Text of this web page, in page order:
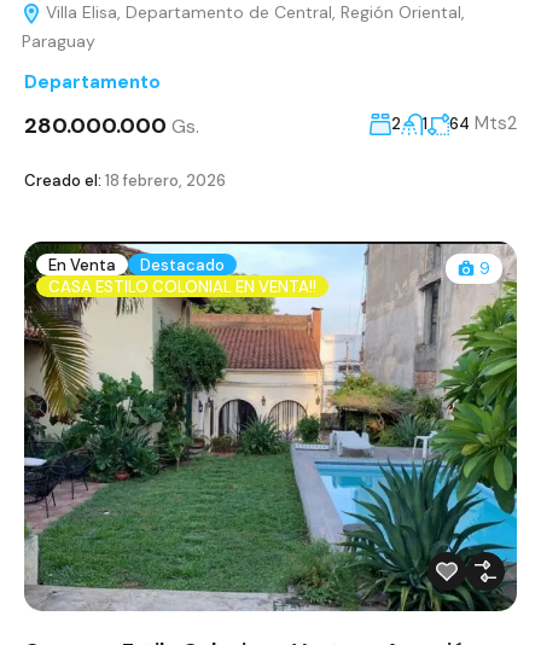
Villa Elisa, Departamento de Central, Región Oriental,
Paraguay
Departamento
280.000.000 Gs. 2 1 64 Mts2
Creado el: 18 febrero, 2026
En Venta
Destacado
CASA ESTILO COLONIAL EN VENTA!!
9